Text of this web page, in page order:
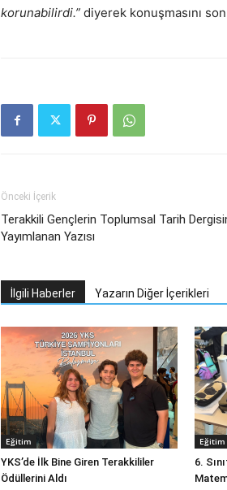
korunabilirdi.” diyerek konuşmasını
Önceki İçerik
Terakkili Gençlerin Toplumsal Tarih
Yayımlanan Yazısı
İlgili Haberler Yazarın Diğer İçerikleri
Eğitim
YKS’de İlk Bine Giren Terakkililer
Ödüllerini Aldı
Eğitim
6.